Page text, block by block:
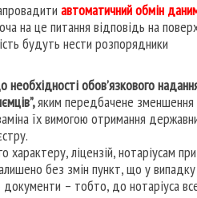
автоматичний обмін
на це питання відповідь на
будуть нести розпорядники
обов’язкового
яким передбачене зменшення
їх вимогою отримання
ліцензій, нотаріусам при
без змін пункт, що у випадку
– тобто, до нотаріуса